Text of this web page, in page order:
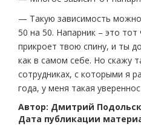
— Такую зависимость
50 на 50. Напарник – это
прикроет твою спину, и ты
как в самом себе. Но скажу
сотрудниках, с которыми я
года, у меня такая
Автор: Дмитрий
Дата публикации